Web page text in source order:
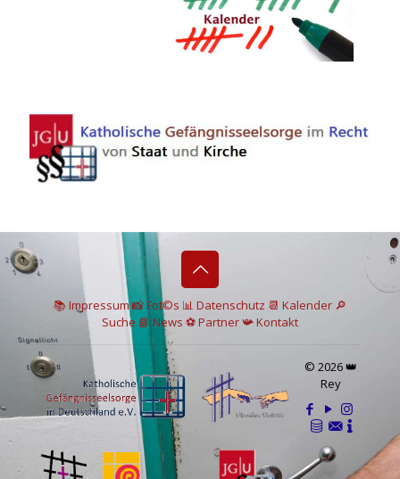
📚 Impressum📸Fot©s 📊 Datenschutz 📆 Kalender 🔎
Suche 📘 News ⚽Partner📯Kontakt
© 2026 👑
Rey